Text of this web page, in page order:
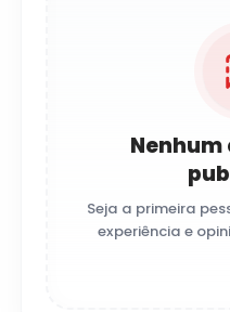
Seja a primeira
experiência e